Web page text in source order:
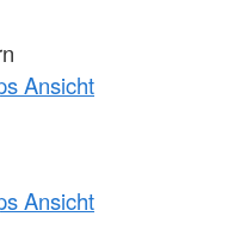
Ansicht
Ansicht